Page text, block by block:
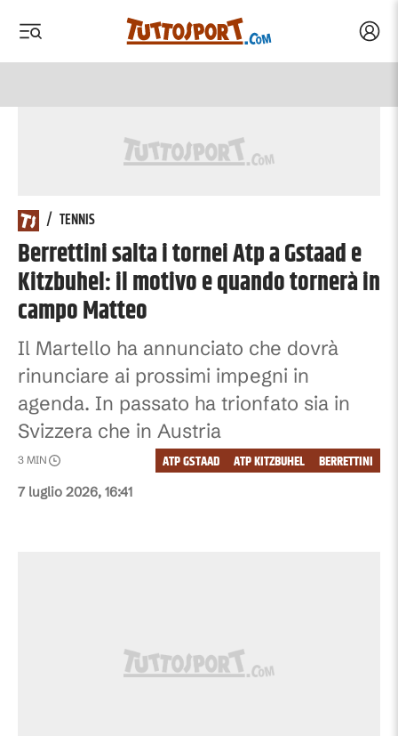
/ TENNIS
Berrettini salta i tornei Atp a Gstaad e
Kitzbuhel: il motivo e quando tornerà in
campo Matteo
Il Martello ha annunciato che dovrà
rinunciare ai prossimi impegni in
agenda. In passato ha trionfato sia in
Svizzera che in Austria
7 luglio 2026, 16:41
3 MIN BERRETTINI
ATP KITZBUHEL
ATP GSTAAD